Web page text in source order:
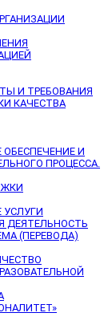
И ТРЕБОВАНИЯ
КАЧЕСТВА
И
ПРОЦЕССА.
УСЛУГИ
ДЕЯТЕЛЬНОСТЬ
(ПЕРЕВОДА)